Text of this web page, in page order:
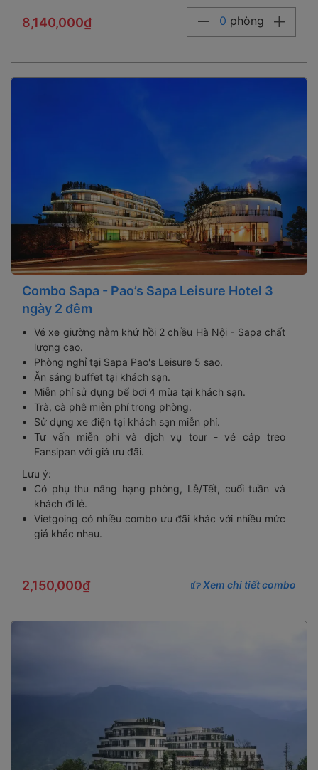
8,140,000₫ 0 phòng
Combo Sapa - Pao’s Sapa Leisure Hotel 3
ngày 2 đêm
Vé xe giường nằm khứ hồi 2 chiều Hà Nội - Sapa chất
lượng cao.
Phòng nghỉ tại Sapa Pao's Leisure 5 sao.
Ăn sáng buffet tại khách sạn.
Miễn phí sử dụng bể bơi 4 mùa tại khách sạn.
Trà, cà phê miễn phí trong phòng.
Sử dụng xe điện tại khách sạn miễn phí.
Tư vấn miễn phí và dịch vụ tour - vé cáp treo
Fansipan với giá ưu đãi.
Lưu ý:
Có phụ thu nâng hạng phòng, Lễ/Tết, cuối tuần và
khách đi lẻ.
Vietgoing có nhiều combo ưu đãi khác với nhiều mức
giá khác nhau.
2,150,000₫ Xem chi tiết combo